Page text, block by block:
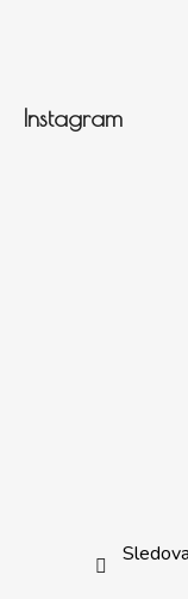
Instagram